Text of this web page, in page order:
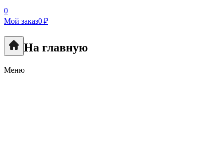
0
Мой заказ0 ₽
На главную
Меню